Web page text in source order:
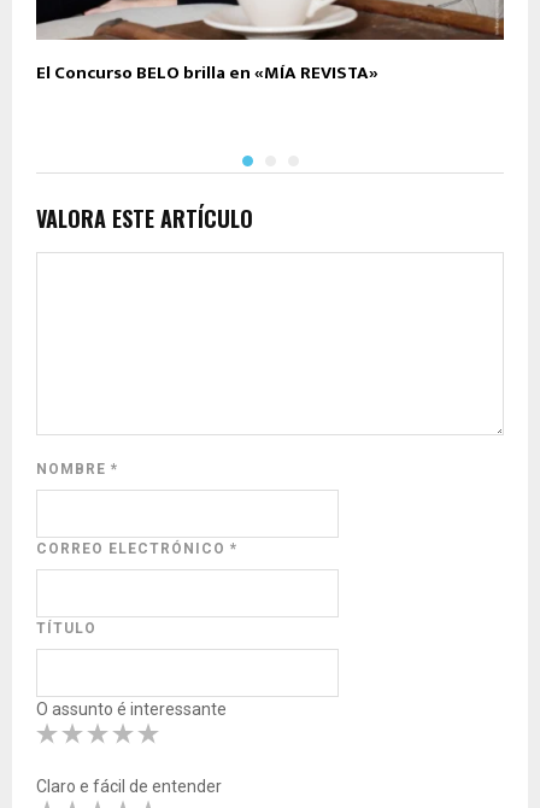
El Concurso BELO brilla en «MÍA REVISTA»
VALORA ESTE ARTÍCULO
NOMBRE *
CORREO ELECTRÓNICO *
TÍTULO
O assunto é interessante
Claro e fácil de entender